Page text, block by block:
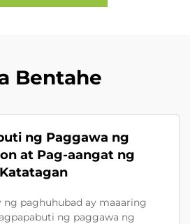
Bentahe
ng Paggawa ng
at Pag-aangat ng
Katatagan
ng paghuhubad ay maaaring
ng paggawa ng